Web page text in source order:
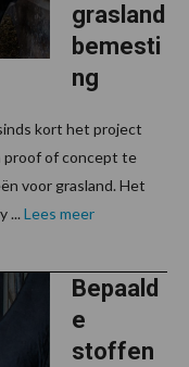
grasland
bemesti
ng
kort het project
proof of concept te
voor grasland. Het
... Lees meer
Bepaald
e
stoffen